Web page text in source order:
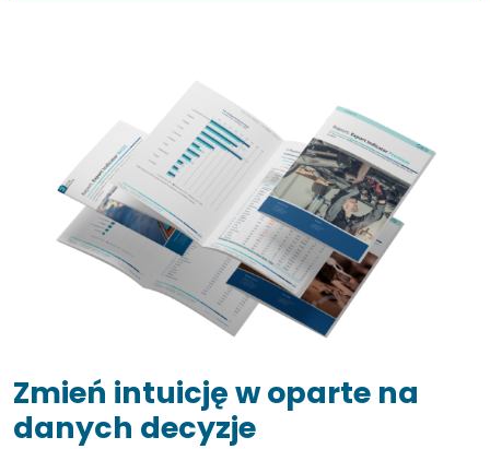
Zmień intuicję w oparte na
danych decyzje